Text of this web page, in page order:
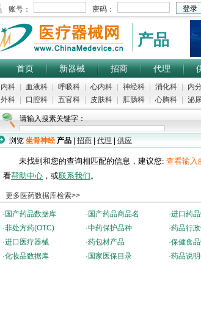
产品
首页 新器械 招商 代理
内科 血液科 呼吸科 心内科 神经科 消化科 内
外科
口腔科 五官科 皮肤科 肛肠科 心胸科 泌
请输入搜素关键字：
浏览 坐骨神经 产品 招商 代理 供应
未找到和您的查询相匹配的信息，建议您: 查看输入
看帮助中心 ，或联系我们。
更多医药数据库检索>>
· 国产药品数据库 · 国产药品商品名 ·进口药
·非处方药(OTC) ·中药保护品种 ·药品行
·进口医疗器械 ·药包材产品 ·保健食
·化妆品数据库 · 国家医保目录 ·药品说